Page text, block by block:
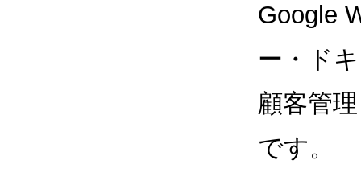
Google
ー・ド
顧客管
です。